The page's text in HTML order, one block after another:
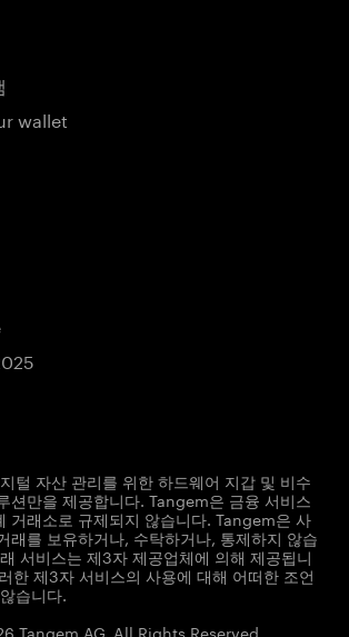
wallet
털 자산 관리를 위한 하드웨어 지갑 및 비수
션만을 제공합니다. Tangem은 금융 서비스
거래소로 규제되지 않습니다. Tangem은 사
래를 보유하거나, 수탁하거나, 통제하지 않습
서비스는 제3자 제공업체에 의해 제공됩니
한 제3자 서비스의 사용에 대해 어떠한 조언
습니다.